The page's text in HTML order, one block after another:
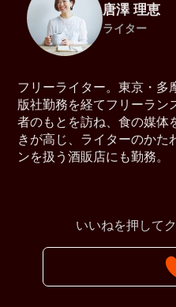
唐澤 理恵
ライター
フリーライター。東京・多
版社勤務を経てフリーラン
者のもとを訪ね、食の媒体
きが高じ、ライターのかた
ンを扱う酒販店にも勤務。
いいねを押して